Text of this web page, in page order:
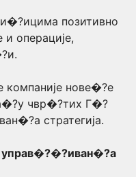
позитивно
операције,
нове�?е
чвр�?тих Г�?
стратегија.